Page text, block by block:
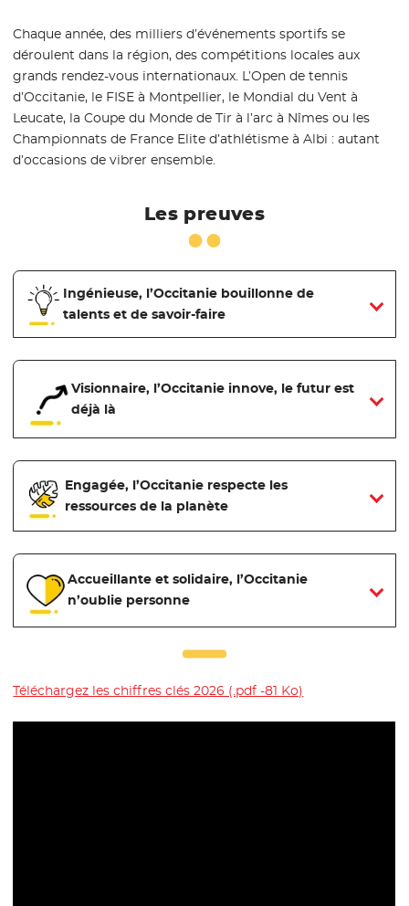
Chaque année, des milliers d’événements sportifs se
déroulent dans la région, des compétitions locales aux
grands rendez-vous internationaux. L’Open de tennis
d’Occitanie, le FISE à Montpellier, le Mondial du Vent à
Leucate, la Coupe du Monde de Tir à l’arc à Nîmes ou les
Championnats de France Elite d’athlétisme à Albi : autant
d’occasions de vibrer ensemble.
Les preuves
Ingénieuse, l’Occitanie bouillonne de
talents et de savoir-faire
Visionnaire, l’Occitanie innove, le futur est
déjà là
Engagée, l’Occitanie respecte les
ressources de la planète
Accueillante et solidaire, l’Occitanie
n’oublie personne
Téléchargez les chiffres clés 2026 (.pdf -81 Ko)